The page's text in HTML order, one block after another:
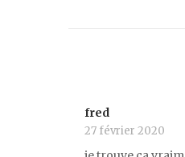
fred
27 février 2020